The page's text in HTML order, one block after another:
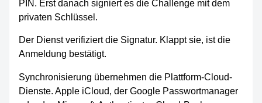
PIN. Erst danach signiert es die Challenge mit dem
privaten Schlüssel.
Der Dienst verifiziert die Signatur. Klappt sie, ist die
Anmeldung bestätigt.
Synchronisierung übernehmen die Plattform-Cloud-
Dienste. Apple iCloud, der Google Passwortmanager